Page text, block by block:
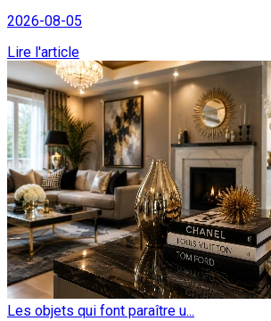
2026-08-05
Lire l'article
Les objets qui font paraître u...